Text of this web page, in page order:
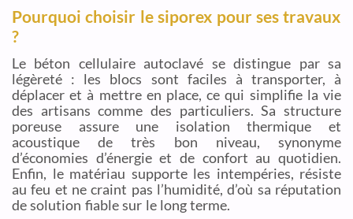
Pourquoi choisir le siporex pour ses travaux
?
Le béton cellulaire autoclavé se distingue par sa
légèreté : les blocs sont faciles à transporter, à
déplacer et à mettre en place, ce qui simplifie la vie
des artisans comme des particuliers. Sa structure
poreuse assure une isolation thermique et
acoustique de très bon niveau, synonyme
d’économies d’énergie et de confort au quotidien.
Enfin, le matériau supporte les intempéries, résiste
au feu et ne craint pas l’humidité, d’où sa réputation
de solution fiable sur le long terme.